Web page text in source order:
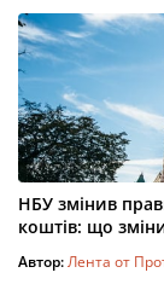
НБУ змінив
коштів: що
Автор:Лента от